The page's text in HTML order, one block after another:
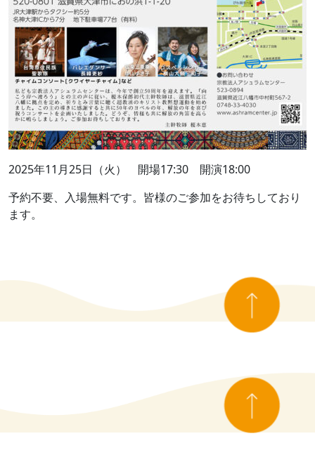
2025年11月25日（火） 開場17:30 開演18:00
予約不要、入場無料です。皆様のご参加をお待ちしており
ます。